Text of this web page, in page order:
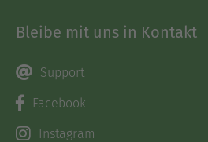
Bleibe mit uns in Kontakt
Support
Facebook
Instagram